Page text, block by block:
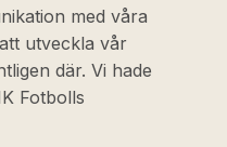
med våra
utveckla vår
där. Vi hade
Fotbolls